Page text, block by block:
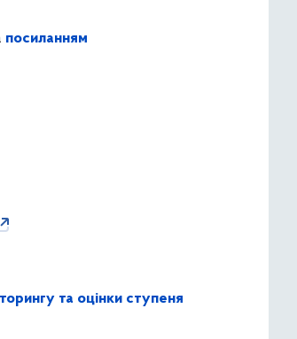
посиланням
та оцінки ступеня